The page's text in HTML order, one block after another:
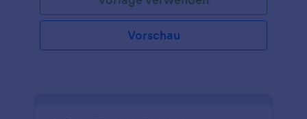
Vorgesetzten gehört wird.
Vorschau